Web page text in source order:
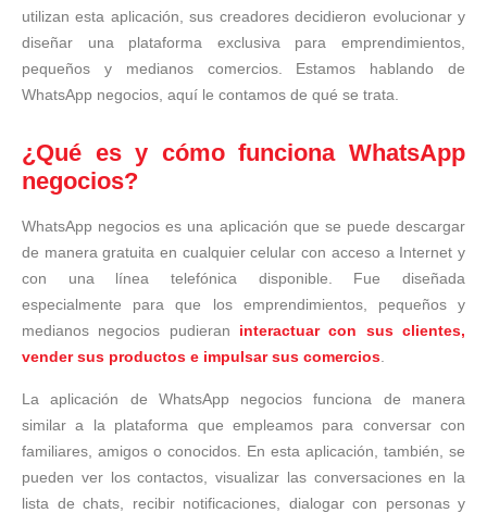
utilizan esta aplicación, sus creadores decidieron evolucionar y
diseñar una plataforma exclusiva para emprendimientos,
pequeños y medianos comercios. Estamos hablando de
WhatsApp negocios, aquí le contamos de qué se trata.
¿Qué es y cómo funciona WhatsApp
negocios?
WhatsApp negocios es una aplicación que se puede descargar
de manera gratuita en cualquier celular con acceso a Internet y
con una línea telefónica disponible. Fue diseñada
especialmente para que los emprendimientos, pequeños y
medianos negocios pudieran interactuar con sus clientes,
vender sus productos e impulsar sus comercios.
La aplicación de WhatsApp negocios funciona de manera
similar a la plataforma que empleamos para conversar con
familiares, amigos o conocidos. En esta aplicación, también, se
pueden ver los contactos, visualizar las conversaciones en la
lista de chats, recibir notificaciones, dialogar con personas y